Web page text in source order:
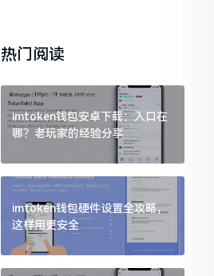
热门阅读
imtoken钱包安卓下载：入口在
哪？老玩家的经验分享
imtoken钱包硬件设置全攻略，
这样用更安全